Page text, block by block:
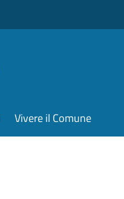
Vivere il Comune